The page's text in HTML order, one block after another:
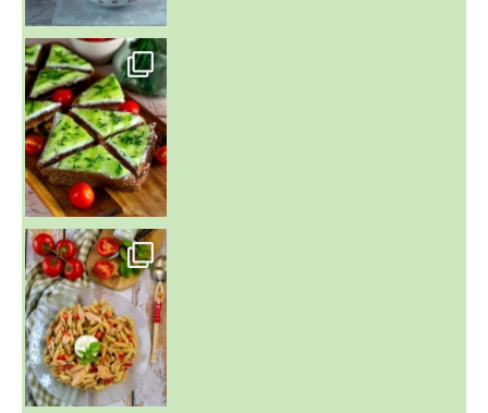
~ SALADE DE PÂTES AUX DEUX TOMATES THON ET BURRA